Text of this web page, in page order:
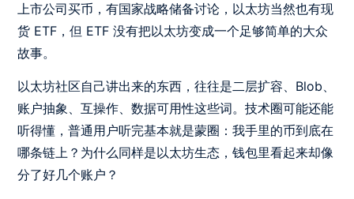
上市公司买币，有国家战略储备讨论，以太坊当然也有现
货 ETF，但 ETF 没有把以太坊变成一个足够简单的大众
故事。
以太坊社区自己讲出来的东西，往往是二层扩容、Blob、
账户抽象、互操作、数据可用性这些词。技术圈可能还能
听得懂，普通用户听完基本就是蒙圈：我手里的币到底在
哪条链上？为什么同样是以太坊生态，钱包里看起来却像
分了好几个账户？